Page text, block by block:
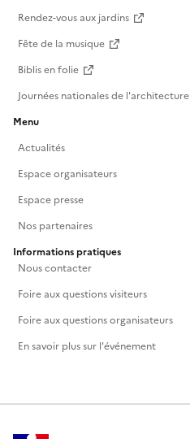
Rendez-vous aux jardins
Fête de la musique
Biblis en folie
Journées nationales de l'architecture
Menu
Actualités
Espace organisateurs
Espace presse
Nos partenaires
Informations pratiques
Nous contacter
Foire aux questions visiteurs
Foire aux questions organisateurs
En savoir plus sur l'événement